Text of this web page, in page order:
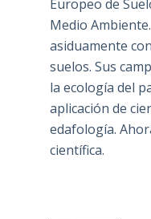
Europeo de
Medio
asiduamente
suelos. Sus
la ecología del
aplicación de
edafología.
científica.